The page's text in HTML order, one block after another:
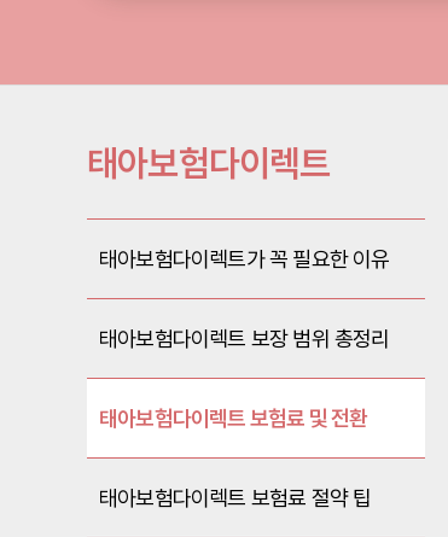
태아보험다이렉트
태아보험다이렉트가 꼭 필요한 이유
태아보험다이렉트 보장 범위 총정리
태아보험다이렉트 보험료 및 전환
태아보험다이렉트 보험료 절약 팁